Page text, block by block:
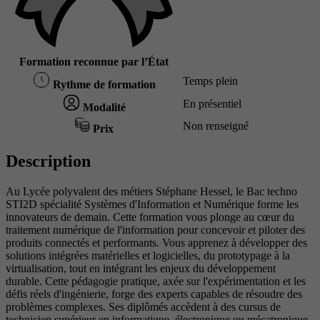
Formation reconnue par l’État
Rythme de formation Temps plein
Modalité En présentiel
Prix Non renseigné
Description
Au Lycée polyvalent des métiers Stéphane Hessel, le Bac techno
STI2D spécialité Systèmes d'Information et Numérique forme les
innovateurs de demain. Cette formation vous plonge au cœur du
traitement numérique de l'information pour concevoir et piloter des
produits connectés et performants. Vous apprenez à développer des
solutions intégrées matérielles et logicielles, du prototypage à la
virtualisation, tout en intégrant les enjeux du développement
durable. Cette pédagogie pratique, axée sur l'expérimentation et les
défis réels d'ingénierie, forge des experts capables de résoudre des
problèmes complexes. Ses diplômés accèdent à des cursus de